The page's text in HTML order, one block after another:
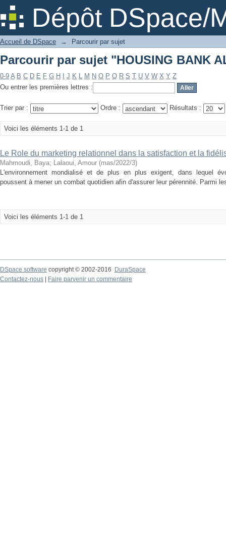
Dépôt DSpace/
Parcourir par sujet "HOUSING BANK
Accueil de DSpace → Parcourir par sujet
Parcourir par sujet "HOUSING BANK
0-9 A B C D E F G H J K L M N O P Q R S T U V W X Y Z
Ou entrer les premières lettres :
Trier par : Ordre : Résultats :
Voici les éléments 1-1 de 1
Le Role du marketing relationnel dans la satisfaction et la
Mahmoudi, Baya; Lalaoui, Amour (mas/2022/3)
L'environnement mondialisé et de plus en plus exigent, dans lequel
poussent à mener un combat quotidien afin d'assurer leur pérennité. Parmi
Voici les éléments 1-1 de 1
DSpace software copyright © 2002-2016
DuraSpace
Contactez-nous
Faire parvenir un commentaire